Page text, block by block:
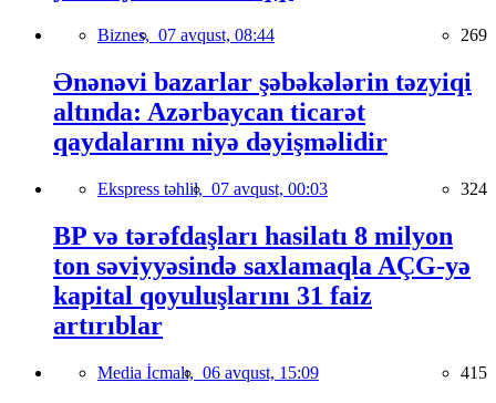
Biznes, 07 avqust, 08:44 269
Ənənəvi bazarlar şəbəkələrin təzyiqi
altında: Azərbaycan ticarət
qaydalarını niyə dəyişməlidir
Ekspress təhlil, 07 avqust, 00:03 324
BP və tərəfdaşları hasilatı 8 milyon
ton səviyyəsində saxlamaqla AÇG-yə
kapital qoyuluşlarını 31 faiz
artırıblar
Media İcmalı, 06 avqust, 15:09 415